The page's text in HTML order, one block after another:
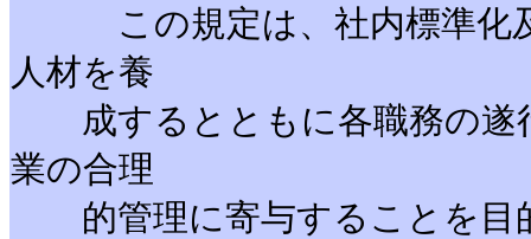
この規定は、社内標準化及
人材を養
成するとともに各職務の遂
業の合理
的管理に寄与することを目